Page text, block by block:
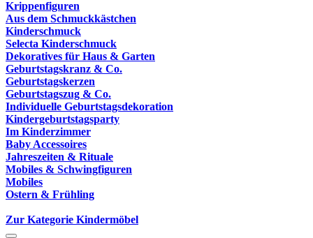
Krippenfiguren
Aus dem Schmuckkästchen
Kinderschmuck
Selecta Kinderschmuck
Dekoratives für Haus & Garten
Geburtstagskranz & Co.
Geburtstagskerzen
Geburtstagszug & Co.
Individuelle Geburtstagsdekoration
Kindergeburtstagsparty
Im Kinderzimmer
Baby Accessoires
Jahreszeiten & Rituale
Mobiles & Schwingfiguren
Mobiles
Ostern & Frühling
Zur Kategorie Kindermöbel